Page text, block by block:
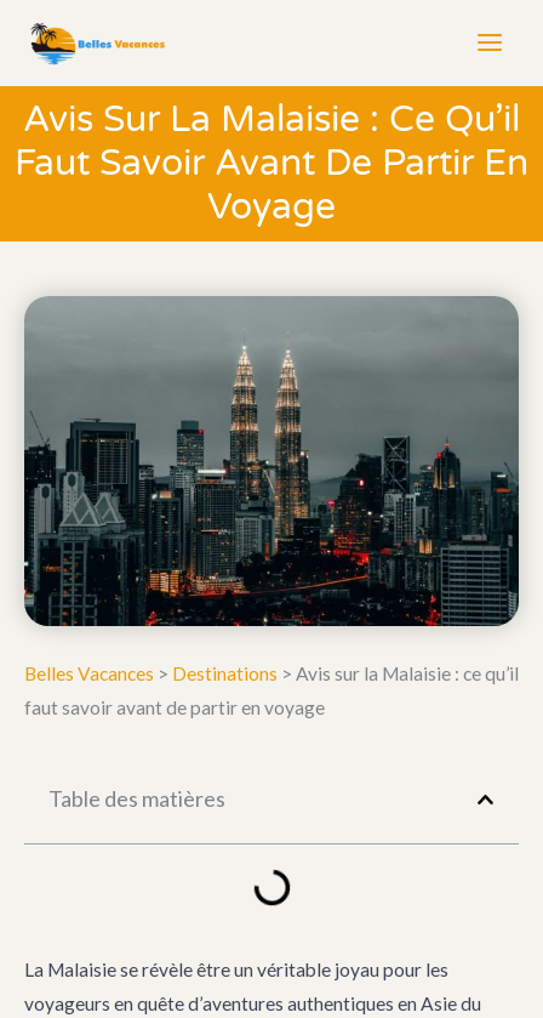
contenu
Avis Sur La Malaisie : Ce Qu’il
Faut Savoir Avant De Partir En
Voyage
Belles Vacances > Destinations > Avis sur la Malaisie : ce qu’il
faut savoir avant de partir en voyage
Table des matières
La Malaisie se révèle être un véritable joyau pour les
voyageurs en quête d’aventures authentiques en Asie du